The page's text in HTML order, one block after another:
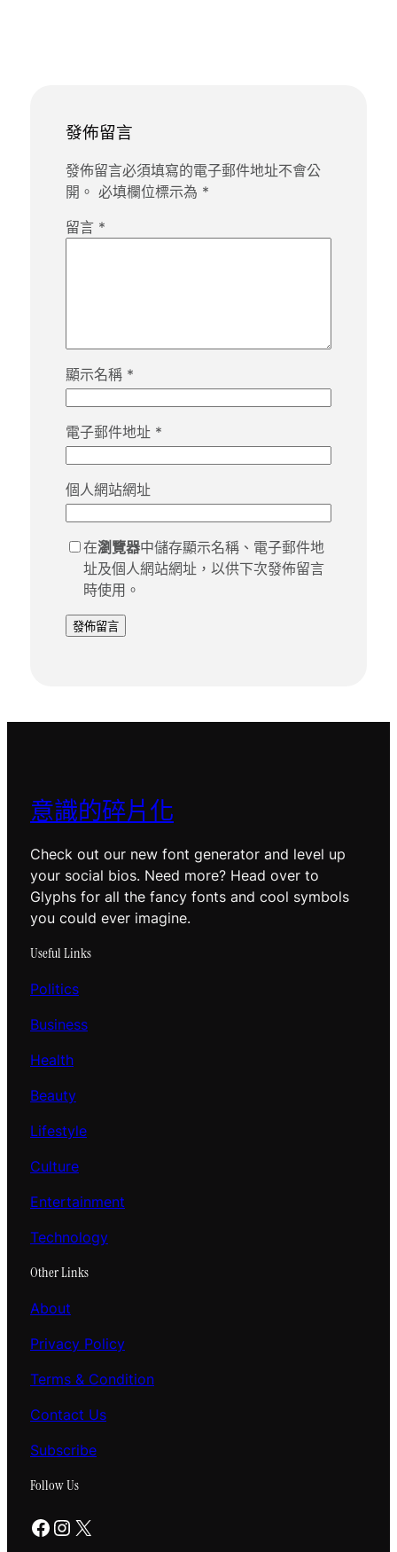
發佈留言
發佈留言必須填寫的電子郵件地址不會公
開。 必填欄位標示為 *
留言 *
顯示名稱 *
電子郵件地址 *
個人網站網址
在瀏覽器中儲存顯示名稱、電子郵件地
址及個人網站網址，以供下次發佈留言
時使用。
意識的碎片化
Check out our new font generator and level up
your social bios. Need more? Head over to
Glyphs for all the fancy fonts and cool symbols
you could ever imagine.
Useful Links
Politics
Business
Health
Beauty
Lifestyle
Culture
Entertainment
Technology
Other Links
About
Privacy Policy
Terms & Condition
Contact Us
Subscribe
Follow Us
Facebook Instagram X